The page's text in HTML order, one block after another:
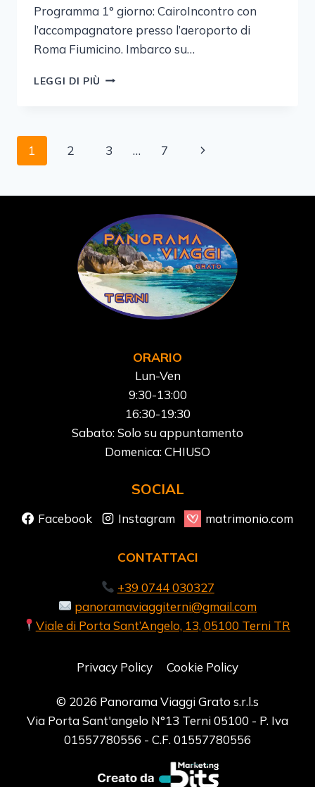
Programma 1° giorno: CairoIncontro con
l’accompagnatore presso l’aeroporto di
Roma Fiumicino. Imbarco su…
LEGGI DI PIÙ IL
GRANDE
Navigazione
1 2 3 … 7
Pagina
ORARIO
Lun-Ven
9:30-13:00
16:30-19:30
Sabato: Solo su appuntamento
Domenica: CHIUSO
SOCIAL
Facebook Instagram matrimonio.com
CONTATTACI
+39 0744 030327
panoramaviaggiterni@gmail.com
Viale di Porta Sant’Angelo, 13, 05100 Terni TR
Privacy Policy Cookie Policy
© 2026 Panorama Viaggi Grato s.r.l.s
Via Porta Sant'angelo N°13 Terni 05100 - P. Iva
01557780556 - C.F. 01557780556